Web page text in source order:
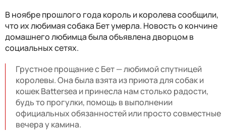
В ноябре прошлого года король и королева сообщили,
что их любимая собака Бет умерла. Новость о кончине
домашнего любимца была объявлена дворцом в
социальных сетях.
Грустное прощание с Бет — любимой спутницей
королевы. Она была взята из приюта для собак и
кошек Battersea и принесла нам столько радости,
будь то прогулки, помощь в выполнении
официальных обязанностей или просто совместные
вечера у камина.